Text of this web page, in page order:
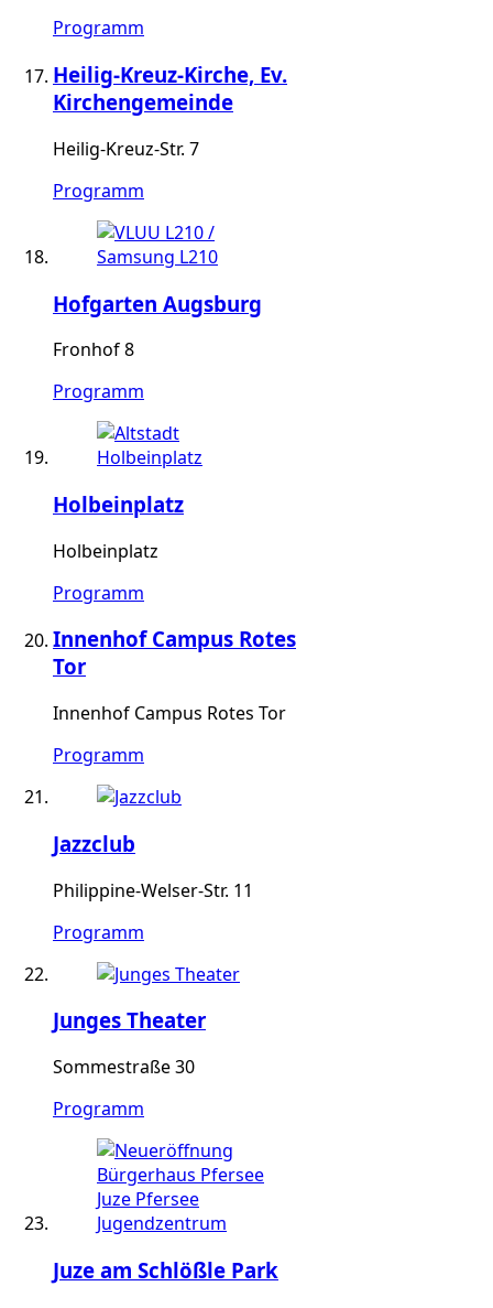
Programm
Heilig-Kreuz-Kirche, Ev.
Kirchengemeinde
Heilig-Kreuz-Str. 7
Programm
Hofgarten Augsburg
Fronhof 8
Programm
Holbeinplatz
Holbeinplatz
Programm
Innenhof Campus Rotes
Tor
Innenhof Campus Rotes Tor
Programm
Jazzclub
Philippine-Welser-Str. 11
Programm
Junges Theater
Sommestraße 30
Programm
Juze am Schlößle Park